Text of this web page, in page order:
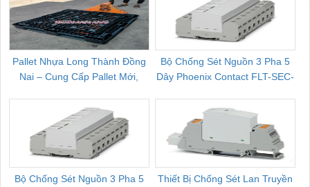
Pallet Nhựa Long Thành Đồng
Nai – Cung Cấp Pallet Mới,
Bộ Chống Sét Nguồn 3 Pha 5
Dây Phoenix Contact FLT-SEC-
Bộ Chống Sét Nguồn 3 Pha 5
Thiết Bị Chống Sét Lan Truyền